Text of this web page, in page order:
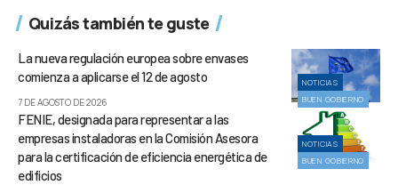
Quizás también te guste
NOTICIAS
BUEN GOBIERNO
La nueva regulación europea sobre envases
comienza a aplicarse el 12 de agosto
7 DE AGOSTO DE 2026
NOTICIAS
BUEN GOBIERNO
FENIE, designada para representar a las
empresas instaladoras en la Comisión Asesora
para la certificación de eficiencia energética de
edificios